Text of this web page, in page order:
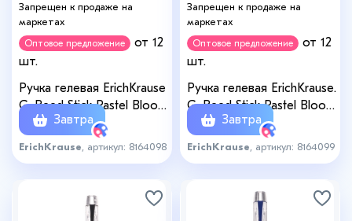
Запрещен к продаже на
маркетах
Оптовое предложение
от 12
шт.
Ручка гелевая ErichKrause
G-Reed Stick Pastel Bloom,
0.38мм, синяя
Завтра
ErichKrause , артикул: 8164098
Запрещен к продаже на
маркетах
Оптовое предложение
от 12
шт.
Ручка гелевая ErichKrause.
G-Reed Stick Pastel Bloom,
чёрный стержень, узел
0.38 мм
Завтра
ErichKrause , артикул: 8164099